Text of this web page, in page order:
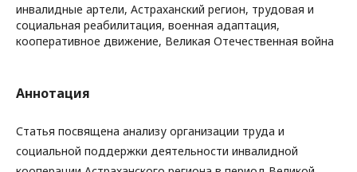
инвалидные артели, Астраханский регион, трудовая и
социальная реабилитация, военная адаптация,
кооперативное движение, Великая Отечественная война
Аннотация
Статья посвящена анализу организации труда и
социальной поддержки деятельности инвалидной